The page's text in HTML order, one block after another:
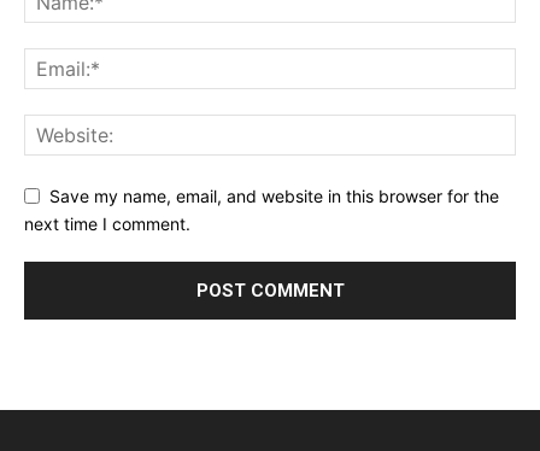
Save my name, email, and website in this browser for the
next time I comment.